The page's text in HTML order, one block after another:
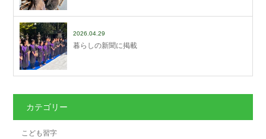
2026.04.29
暮らしの新聞に掲載
カテゴリー
こども習字